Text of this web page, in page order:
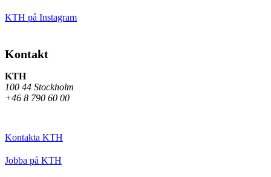
KTH på Instagram
Kontakt
KTH
100 44 Stockholm
+46 8 790 60 00
Kontakta KTH
Jobba på KTH